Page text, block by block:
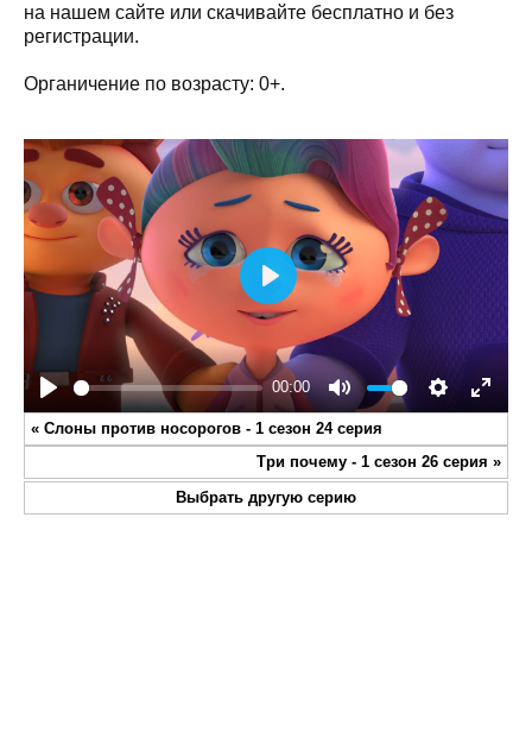
на нашем сайте или скачивайте бесплатно и без
регистрации.
Органичение по возрасту: 0+.
Play
00:00
Mute Settings
Enter
Play
« Слоны против носорогов - 1 сезон 24 серия
Три почему - 1 сезон 26 серия »
Выбрать другую серию